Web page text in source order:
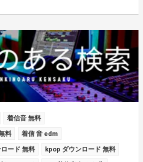
着信音 無料
料 着信 音 edm
ード 無料 kpop ダウンロード 無料